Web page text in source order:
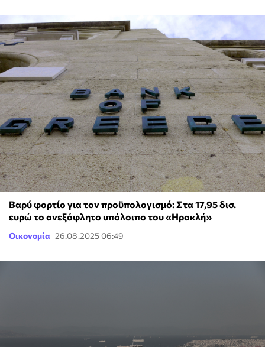
Βαρύ φορτίο για τον προϋπολογισμό: Στα 17,95 δισ.
ευρώ το ανεξόφλητο υπόλοιπο του «Ηρακλή»
Οικονομία 26.08.2025 06:49